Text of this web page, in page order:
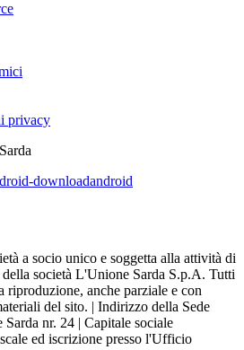
privacy
android
a socio unico e soggetta alla attività di
società L'Unione Sarda S.p.A. Tutti
anche parziale e con
del sito. | Indirizzo della Sede
nr. 24 | Capitale sociale
ed iscrizione presso l'Ufficio